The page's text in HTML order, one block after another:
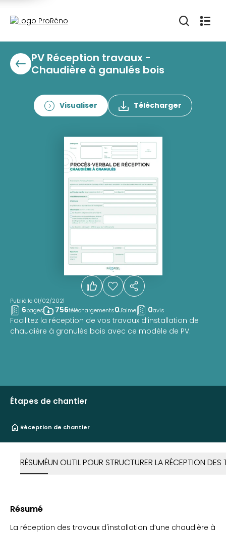
PV Réception travaux -
Chaudière à ganulés bois
Visualiser Télécharger
Publié le 01/02/2021
6pages 756téléchargements0J'aime 0avis
Facilitez la réception de vos travaux d’installation de
chaudière à granulés bois avec ce modèle de PV.
Étapes de chantier
Réception de chantier
RÉSUMÉUN OUTIL POUR STRUCTURER LA RÉCEPTION
Résumé
La réception des travaux d'installation d’une chaudière à